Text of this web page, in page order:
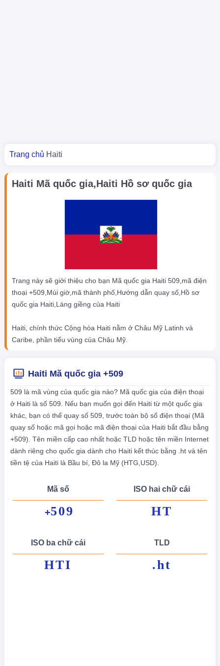
Bạn đang ở đây
Trang chủ Haiti
Haiti Mã quốc gia,Haiti Hồ sơ quốc gia
Trang này sẽ giới thiệu cho bạn Mã quốc gia Haiti 509,mã điện
thoại +509,Múi giờ,mã thành phố,Hướng dẫn quay số,Hồ sơ
quốc gia Haiti,Láng giềng của Haiti
Haiti, chính thức Cộng hòa Haiti nằm ở Châu Mỹ Latinh và
Caribe, phần tiểu vùng của Châu Mỹ.
Haiti Mã quốc gia +509
509 là mã vùng của quốc gia nào? Mã quốc gia của điện thoại
ở Haiti là số 509. Nếu bạn muốn gọi đến Haiti từ một quốc gia
khác, bạn có thể quay số 509, trước toàn bộ số điện thoại (Mã
quay số hoặc mã gọi hoặc mã điện thoại của Haiti bắt đầu bằng
+509). Tên miền cấp cao nhất hoặc TLD hoặc tên miền Internet
dành riêng cho quốc gia dành cho Haiti kết thúc bằng .ht và tên
tiền tệ của Haiti là Bầu bí, Đô la Mỹ (HTG,USD).
Mã số
+509
ISO hai chữ cái
HT
ISO ba chữ cái
HTI
TLD
.ht